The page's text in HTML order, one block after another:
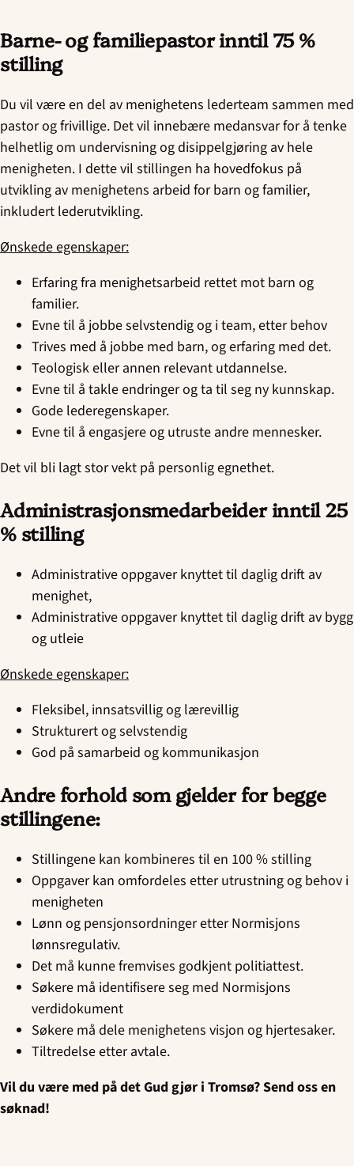
Barne- og familiepastor inntil 75 %
stilling
Du vil være en del av menighetens lederteam sammen med
pastor og frivillige. Det vil innebære medansvar for å tenke
helhetlig om undervisning og disippelgjøring av hele
menigheten. I dette vil stillingen ha hovedfokus på
utvikling av menighetens arbeid for barn og familier,
inkludert lederutvikling.
Ønskede egenskaper:
Erfaring fra menighetsarbeid rettet mot barn og
familier.
Evne til å jobbe selvstendig og i team, etter behov
Trives med å jobbe med barn, og erfaring med det.
Teologisk eller annen relevant utdannelse.
Evne til å takle endringer og ta til seg ny kunnskap.
Gode lederegenskaper.
Evne til å engasjere og utruste andre mennesker.
Det vil bli lagt stor vekt på personlig egnethet.
Administrasjonsmedarbeider inntil 25
% stilling
Administrative oppgaver knyttet til daglig drift av
menighet,
Administrative oppgaver knyttet til daglig drift av bygg
og utleie
Ønskede egenskaper:
Fleksibel, innsatsvillig og lærevillig
Strukturert og selvstendig
God på samarbeid og kommunikasjon
Andre forhold som gjelder for begge
stillingene:
Stillingene kan kombineres til en 100 % stilling
Oppgaver kan omfordeles etter utrustning og behov i
menigheten
Lønn og pensjonsordninger etter Normisjons
lønnsregulativ.
Det må kunne fremvises godkjent politiattest.
Søkere må identifisere seg med Normisjons
verdidokument
Søkere må dele menighetens visjon og hjertesaker.
Tiltredelse etter avtale.
Vil du være med på det Gud gjør i Tromsø? Send oss en
søknad!